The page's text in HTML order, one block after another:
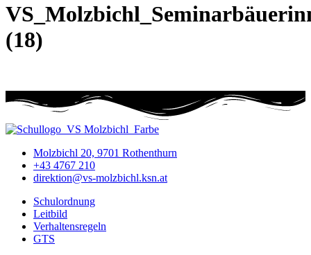
(18)
Molzbichl 20, 9701 Rothenthurn
+43 4767 210
direktion@vs-molzbichl.ksn.at
Schulordnung
Leitbild
Verhaltensregeln
GTS